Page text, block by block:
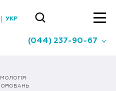
УКР
(044) 237-90-67